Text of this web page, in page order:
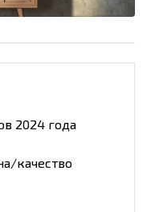
2024 года
качество